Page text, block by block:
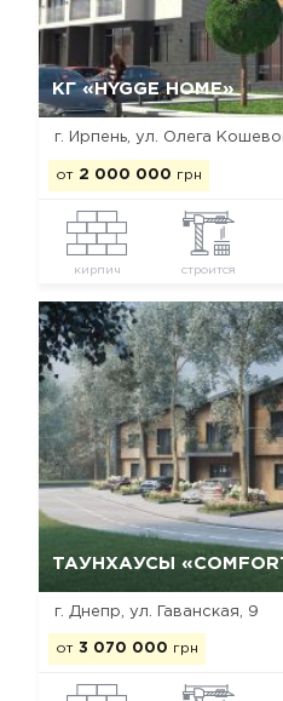
КГ «HYGGE HOME»
г. Ирпень, ул. Олега
от 2 000 000 грн
кирпич строится
Да, удалить
ТАУНХАУСЫ
г. Днепр, ул. Гаванская, 9
от 3 070 000 грн
Да, удалить